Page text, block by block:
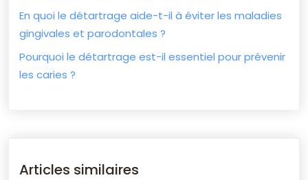
En quoi le détartrage aide-t-il à éviter les maladies
gingivales et parodontales ?
Pourquoi le détartrage est-il essentiel pour prévenir
les caries ?
Articles similaires